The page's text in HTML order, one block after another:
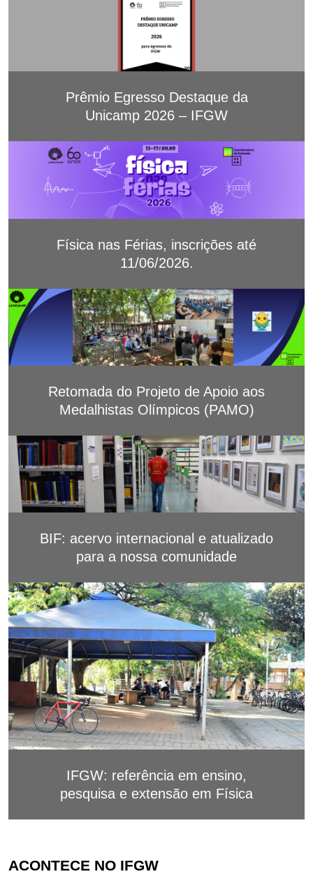
Prêmio Egresso Destaque da
Unicamp 2026 – IFGW
Física nas Férias, inscrições até
11/06/2026.
Retomada do Projeto de Apoio aos
Medalhistas Olímpicos (PAMO)
BIF: acervo internacional e atualizado
para a nossa comunidade
IFGW: referência em ensino,
pesquisa e extensão em Física
ACONTECE NO IFGW